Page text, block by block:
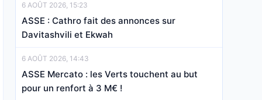
6 AOÛT 2026, 15:23
ASSE : Cathro fait des annonces sur
Davitashvili et Ekwah
6 AOÛT 2026, 14:43
ASSE Mercato : les Verts touchent au but
pour un renfort à 3 M€ !